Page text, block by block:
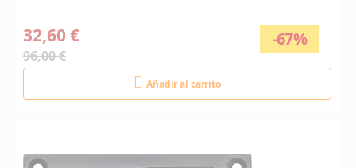
-67%
32,60 €
96,00 €
Añadir al carrito